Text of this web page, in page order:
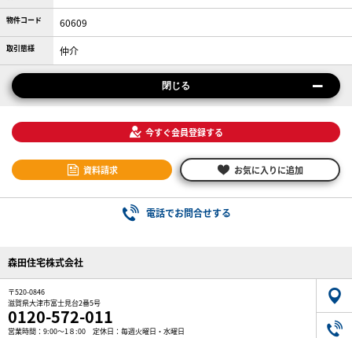
物件コード 60609
取引態様 仲介
閉じる
今すぐ会員登録する
資料請求 お気に入りに追加
電話でお問合せする
森田住宅株式会社
〒520-0846
滋賀県大津市富士見台2番5号
0120-572-011
営業時間：9:00～1８:00 定休日：毎週火曜日・水曜日